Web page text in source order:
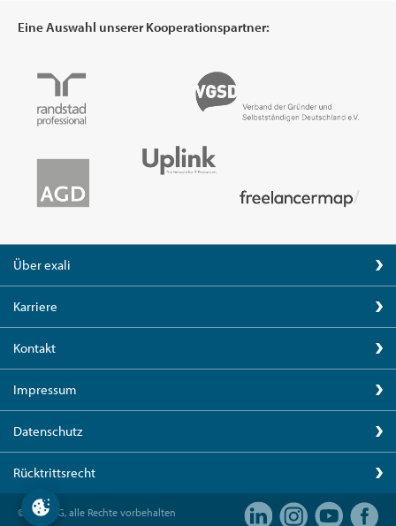
Eine Auswahl unserer Kooperationspartner:
Über exali
Karriere
Kontakt
Impressum
Datenschutz
Rücktrittsrecht
© exali AG, alle Rechte vorbehalten